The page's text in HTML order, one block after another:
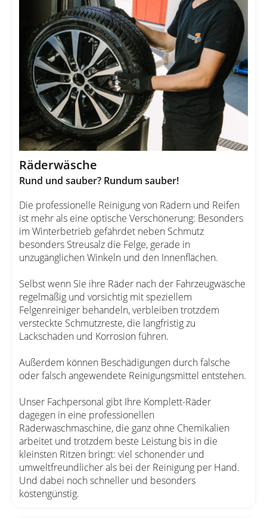
Räderwäsche
Rund und sauber? Rundum sauber!
Die professionelle Reinigung von Rädern und Reifen
ist mehr als eine optische Verschönerung: Besonders
im Winterbetrieb gefährdet neben Schmutz
besonders Streusalz die Felge, gerade in
unzugänglichen Winkeln und den Innenflächen.
Selbst wenn Sie ihre Räder nach der Fahrzeugwäsche
regelmäßig und vorsichtig mit speziellem
Felgenreiniger behandeln, verbleiben trotzdem
versteckte Schmutzreste, die langfristig zu
Lackschäden und Korrosion führen.
Außerdem können Beschädigungen durch falsche
oder falsch angewendete Reinigungsmittel entstehen.
Unser Fachpersonal gibt Ihre Komplett-Räder
dagegen in eine professionellen
Räderwaschmaschine, die ganz ohne Chemikalien
arbeitet und trotzdem beste Leistung bis in die
kleinsten Ritzen bringt: viel schonender und
umweltfreundlicher als bei der Reinigung per Hand.
Und dabei noch schneller und besonders
kostengünstig.